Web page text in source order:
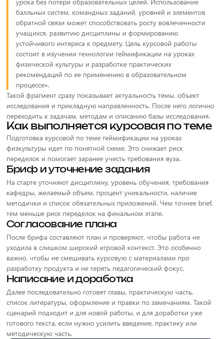
балльных систем, командных заданий, уровней и элементов
обратной связи может способствовать росту вовлеченности
учащихся, развитию дисциплины и формированию
устойчивого интереса к предмету. Цель курсовой работы
состоит в изучении технологии геймификации на уроках
физической культуры и разработке практических
рекомендаций по ее применению в образовательном
процессе».
Такой фрагмент сразу показывает актуальность темы, объект
исследования и прикладную направленность. После него логично
переходить к задачам, методам и описанию базы исследования.
Как выполняется курсовая по теме
Подготовка курсовой по теме геймификации на уроках
физкультуры идет по понятной схеме. Это снижает риск
переделок и помогает заранее учесть требования вуза.
Бриф и уточнение задания
На старте уточняют дисциплину, уровень обучения, требования
кафедры, желаемый объем, процент уникальности, наличие
методички и список обязательных приложений. Чем точнее brief,
тем меньше риск переделок на финальном этапе.
Согласование плана
После брифа составляют план и проверяют, чтобы работа не
уходила в слишком широкий игровой контекст. Это особенно
важно, чтобы не смешивать курсовую с материалами про
разработку продукта и не терять педагогический фокус.
Написание и доработка
Далее последовательно готовят главы, практическую часть,
список литературы, оформление и правки по замечаниям. Такой
сценарий подходит и для новой работы, и для доработки уже
готового текста, если нужно усилить введение, практику или
методическую часть.